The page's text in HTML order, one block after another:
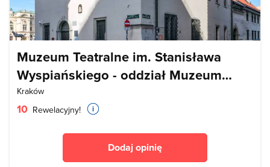
Muzeum Teatralne im. Stanisława
Wyspiańskiego - oddział Muzeum
Historycznego Miasta Krakowa
Kraków
10 Rewelacyjny!
Dodaj opinię